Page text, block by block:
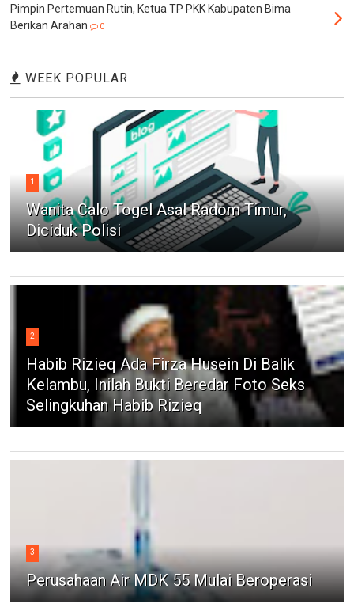
Pimpin Pertemuan Rutin, Ketua TP PKK Kabupaten Bima
Berikan Arahan
0
WEEK POPULAR
1
Wanita Calo Togel Asal Radom Timur,
Diciduk Polisi
2
Habib Rizieq Ada Firza Husein Di Balik
Kelambu, Inilah Bukti Beredar Foto Seks
Selingkuhan Habib Rizieq
3
Perusahaan Air MDK 55 Mulai Beroperasi